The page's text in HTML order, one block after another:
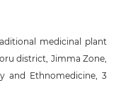
medicinal plant
district, Jimma Zone,
and Ethnomedicine, 3